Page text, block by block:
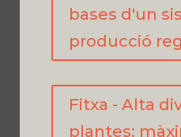
bases d'un
producció
Fitxa - Alta
plantes: